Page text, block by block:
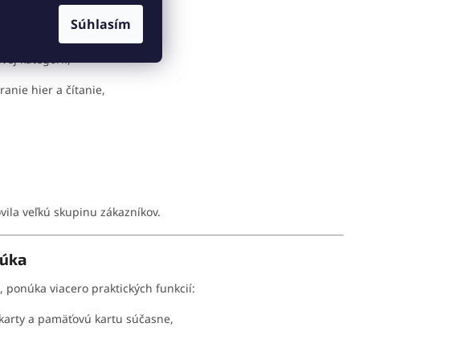
Súhlasím
kategórii,
hier a čítanie,
veľkú skupinu zákazníkov.
ponúka viacero praktických funkcií:
a pamäťovú kartu súčasne,